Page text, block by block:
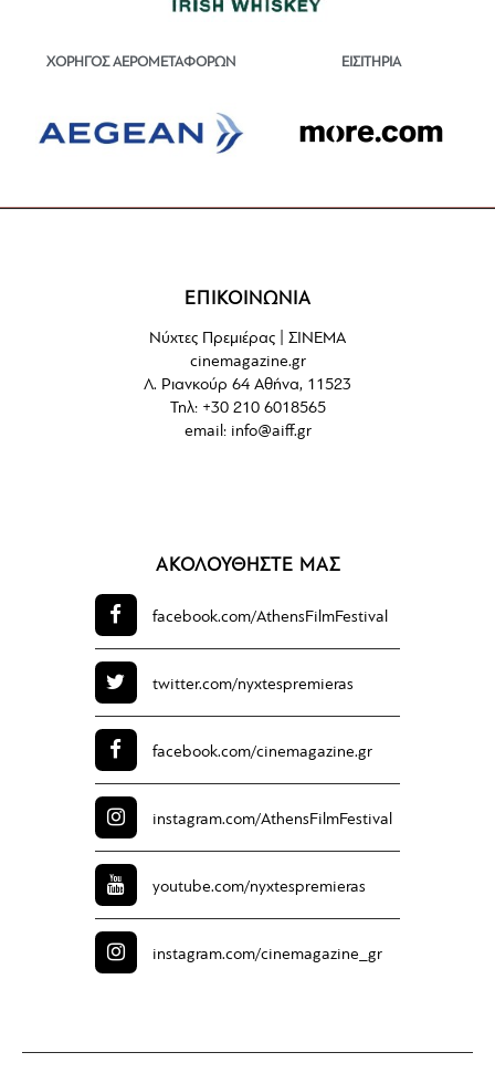
ΧΟΡΗΓΟΣ ΑΕΡΟΜΕΤΑΦΟΡΩΝ ΕΙΣΙΤΗΡΙΑ
ΕΠΙΚΟΙΝΩΝΙΑ
Νύχτες Πρεμιέρας | ΣΙΝΕΜΑ
cinemagazine.gr
Λ. Ριανκούρ 64 Αθήνα, 11523
Τηλ: +30 210 6018565
email: info@aiff.gr
ΑΚΟΛΟΥΘΗΣΤΕ ΜΑΣ
facebook.com/AthensFilmFestival
twitter.com/nyxtespremieras
facebook.com/cinemagazine.gr
instagram.com/AthensFilmFestival
youtube.com/nyxtespremieras
instagram.com/cinemagazine_gr